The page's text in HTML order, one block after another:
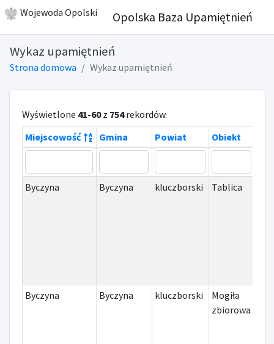
Wojewoda Opolski Opolska Baza Upamiętnień
Wykaz upamiętnień
Strona domowa Wykaz upamiętnień
Wyświetlone 41-60z 754rekordów.
Miejscowość
Gmina Powiat Obiekt
Byczyna Byczyna kluczborski Tablica
Byczyna Byczyna kluczborski
Mogiła
zbiorowa